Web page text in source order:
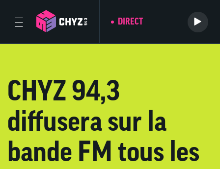
DIRECT
CHYZ 94,3
diffusera sur la
bande FM tous les